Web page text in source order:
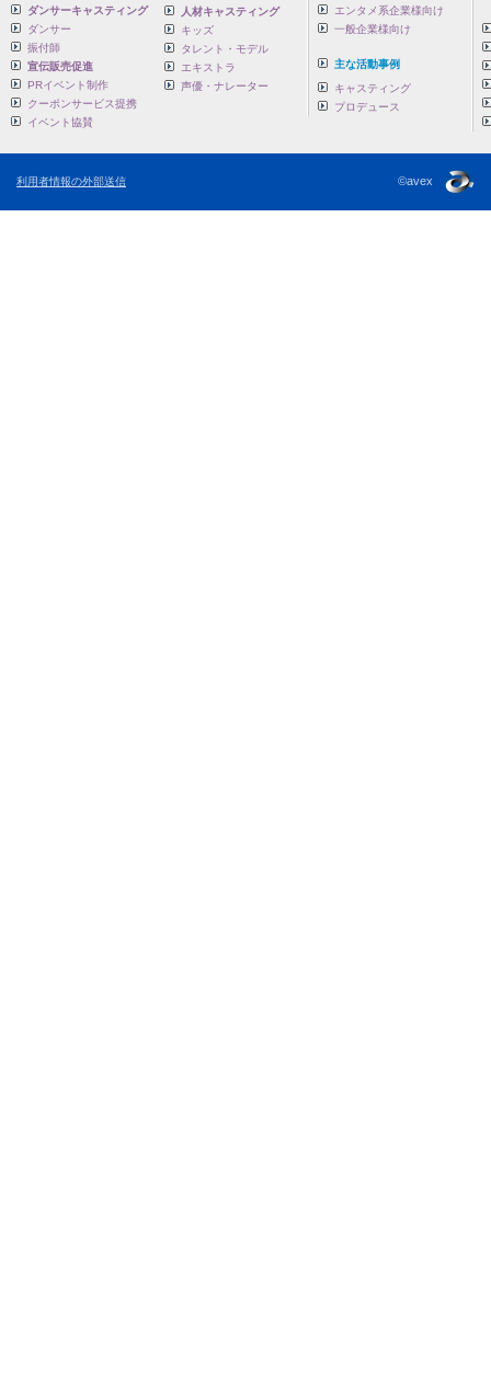
ダンサーキャスティング
ダンサー
振付師
宣伝販売促進
PRイベント制作
クーポンサービス提携
イベント協賛
人材キャスティング
キッズ
タレント・モデル
エキストラ
声優・ナレーター
エンタメ系企業様向け
一般企業様向け
主な活動事例
キャスティング
プロデュース
利用者情報の外部送信 ©avex